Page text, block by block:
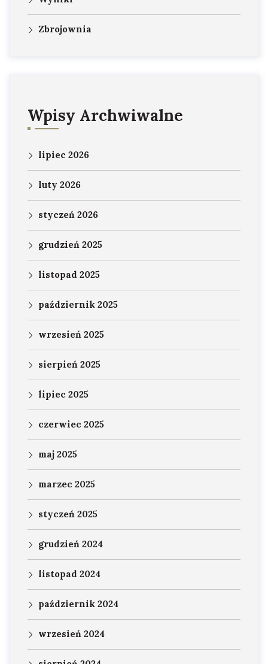
Zbrojownia
Wpisy Archwiwalne
lipiec 2026
luty 2026
styczeń 2026
grudzień 2025
listopad 2025
październik 2025
wrzesień 2025
sierpień 2025
lipiec 2025
czerwiec 2025
maj 2025
marzec 2025
styczeń 2025
grudzień 2024
listopad 2024
październik 2024
wrzesień 2024